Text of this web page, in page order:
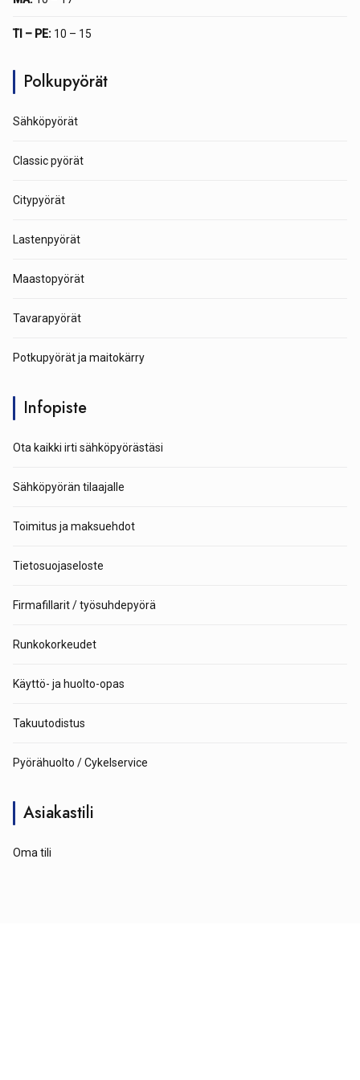
TI – PE: 10 – 15
Polkupyörät
Sähköpyörät
Classic pyörät
Citypyörät
Lastenpyörät
Maastopyörät
Tavarapyörät
Potkupyörät ja maitokärry
Infopiste
Ota kaikki irti sähköpyörästäsi
Sähköpyörän tilaajalle
Toimitus ja maksuehdot
Tietosuojaseloste
Firmafillarit / työsuhdepyörä
Runkokorkeudet
Käyttö- ja huolto-opas
Takuutodistus
Pyörähuolto / Cykelservice
Asiakastili
Oma tili